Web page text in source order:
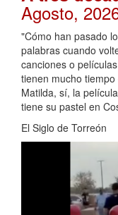
Agosto,
"Cómo han pasado
palabras cuando
canciones o
tienen mucho
Matilda, sí, la
tiene su pastel en
El Siglo de Torreón